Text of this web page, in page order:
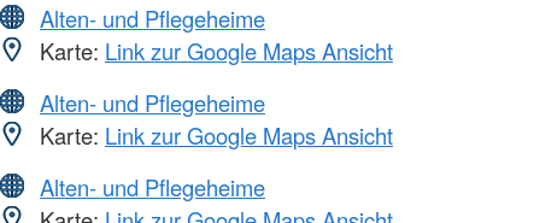
Alten- und Pflegeheime
Karte: Link zur Google Maps Ansicht
Alten- und Pflegeheime
Karte: Link zur Google Maps Ansicht
Alten- und Pflegeheime